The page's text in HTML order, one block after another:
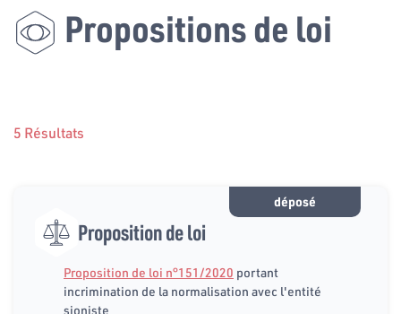
Propositions de loi
5 Résultats
déposé
Proposition de loi
Proposition de loi n°151/2020 portant
incrimination de la normalisation avec l'entité
sioniste